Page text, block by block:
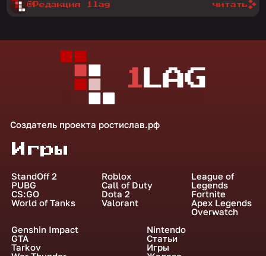
@Редакция 1lag читать
Создатель проекта ростислав.рф
Игры
StandOff 2
PUBG
CS:GO
World of Tanks
Roblox
Call of Duty
Dota 2
Valorant
League of
Legends
Fortnite
Apex Legends
Overwatch
Genshin Impact
GTA
Tarkov
Nintendo
Статьи
Игры